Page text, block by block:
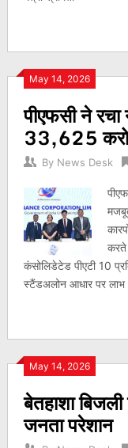
May 14, 2026
पीएफसी ने रचा
33,625
By News Desk
करते
कंसोलिडेटेड पीएटी 10
स्टैंडअलोन आधार पर लाभ
May 14, 2026
बेतहाशा
जनता परेशान